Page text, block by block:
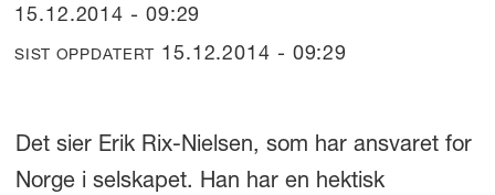
15.12.2014 - 09:29
SIST OPPDATERT 15.12.2014 - 09:29
Det sier Erik Rix-Nielsen, som har ansvaret for
Norge i selskapet. Han har en hektisk